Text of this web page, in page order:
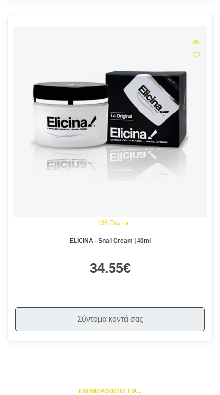
138 Πόντοι
ELICINA - Snail Cream | 40ml
34.55€
Σύντομα κοντά σας
ΕΝΗΜΕΡΩΘΕΙΤΕ ΓΙΑ...